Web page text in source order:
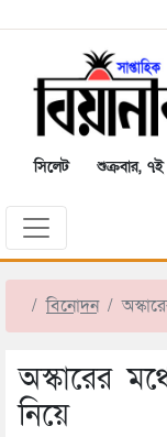
সিলেট শুক্রবার,
বিনোদন
অস্কারের
নিয়ে